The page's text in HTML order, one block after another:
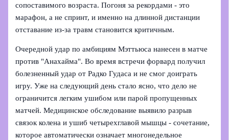
сопоставимого возраста. Погоня за рекордами - это
марафон, а не спринт, и именно на длинной дистанции
отставание из‑за травм становится критичным.
Очередной удар по амбициям Мэттьюса нанесен в матче
против "Анахайма". Во время встречи форвард получил
болезненный удар от Радко Гудаса и не смог доиграть
игру. Уже на следующий день стало ясно, что дело не
ограничится легким ушибом или парой пропущенных
матчей. Медицинское обследование выявило разрыв
связок колена и ушиб четырехглавой мышцы - сочетание,
которое автоматически означает многонедельное